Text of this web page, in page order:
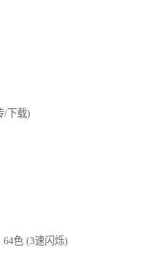
/下载)
64色 (3速闪烁)